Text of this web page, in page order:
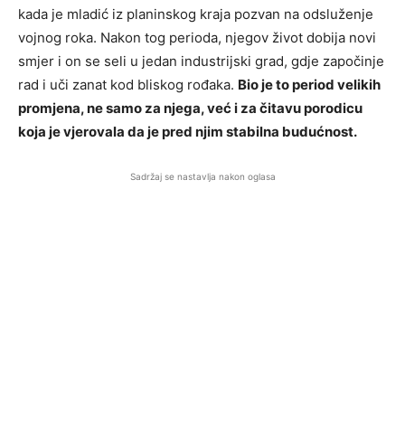
kada je mladić iz planinskog kraja pozvan na odsluženje
vojnog roka. Nakon tog perioda, njegov život dobija novi
smjer i on se seli u jedan industrijski grad, gdje započinje
rad i uči zanat kod bliskog rođaka. Bio je to period velikih
promjena, ne samo za njega, već i za čitavu porodicu
koja je vjerovala da je pred njim stabilna budućnost.
Sadržaj se nastavlja nakon oglasa